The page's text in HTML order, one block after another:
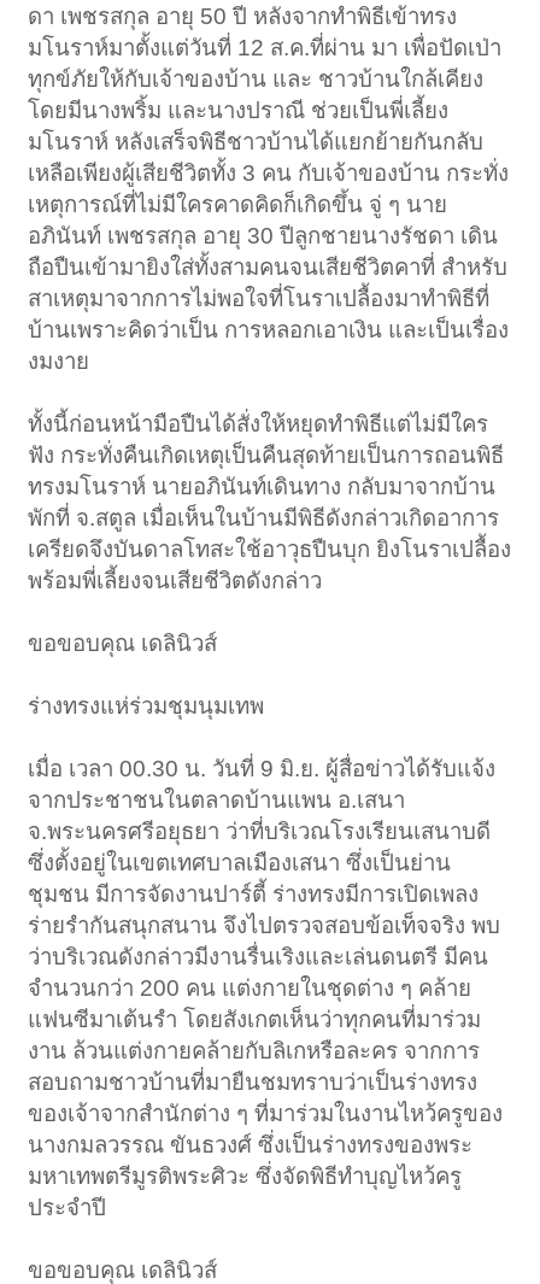
ดา เพชรสกุล อายุ 50 ปี หลังจากทำพิธีเข้าทรง
มโนราห์มาตั้งแต่วันที่ 12 ส.ค.ที่ผ่าน มา เพื่อปัดเป่า
ทุกข์ภัยให้กับเจ้าของบ้าน และ ชาวบ้านใกล้เคียง
โดยมีนางพริ้ม และนางปราณี ช่วยเป็นพี่เลี้ยง
มโนราห์ หลังเสร็จพิธีชาวบ้านได้แยกย้ายกันกลับ
เหลือเพียงผู้เสียชีวิตทั้ง 3 คน กับเจ้าของบ้าน กระทั่ง
เหตุการณ์ที่ไม่มีใครคาดคิดก็เกิดขึ้น จู่ ๆ นาย
อภินันท์ เพชรสกุล อายุ 30 ปีลูกชายนางรัชดา เดิน
ถือปืนเข้ามายิงใส่ทั้งสามคนจนเสียชีวิตคาที่ สำหรับ
สาเหตุมาจากการไม่พอใจที่โนราเปลื้องมาทำพิธีที่
บ้านเพราะคิดว่าเป็น การหลอกเอาเงิน และเป็นเรื่อง
งมงาย
ทั้งนี้ก่อนหน้ามือปืนได้สั่งให้หยุดทำพิธีแต่ไม่มีใคร
ฟัง กระทั่งคืนเกิดเหตุเป็นคืนสุดท้ายเป็นการถอนพิธี
ทรงมโนราห์ นายอภินันท์เดินทาง กลับมาจากบ้าน
พักที่ จ.สตูล เมื่อเห็นในบ้านมีพิธีดังกล่าวเกิดอาการ
เครียดจึงบันดาลโทสะใช้อาวุธปืนบุก ยิงโนราเปลื้อง
พร้อมพี่เลี้ยงจนเสียชีวิตดังกล่าว
ขอขอบคุณ เดลินิวส์
ร่างทรงแห่ร่วมชุมนุมเทพ
เมื่อ เวลา 00.30 น. วันที่ 9 มิ.ย. ผู้สื่อข่าวได้รับแจ้ง
จากประชาชนในตลาดบ้านแพน อ.เสนา
จ.พระนครศรีอยุธยา ว่าที่บริเวณโรงเรียนเสนาบดี
ซึ่งตั้งอยู่ในเขตเทศบาลเมืองเสนา ซึ่งเป็นย่าน
ชุมชน มีการจัดงานปาร์ตี้ ร่างทรงมีการเปิดเพลง
ร่ายรำกันสนุกสนาน จึงไปตรวจสอบข้อเท็จจริง พบ
ว่าบริเวณดังกล่าวมีงานรื่นเริงและเล่นดนตรี มีคน
จำนวนกว่า 200 คน แต่งกายในชุดต่าง ๆ คล้าย
แฟนซีมาเต้นรำ โดยสังเกตเห็นว่าทุกคนที่มาร่วม
งาน ล้วนแต่งกายคล้ายกับลิเกหรือละคร จากการ
สอบถามชาวบ้านที่มายืนชมทราบว่าเป็นร่างทรง
ของเจ้าจากสำนักต่าง ๆ ที่มาร่วมในงานไหว้ครูของ
นางกมลวรรณ ขันธวงศ์ ซึ่งเป็นร่างทรงของพระ
มหาเทพตรีมูรติพระศิวะ ซึ่งจัดพิธีทำบุญไหว้ครู
ประจำปี
ขอขอบคุณ เดลินิวส์